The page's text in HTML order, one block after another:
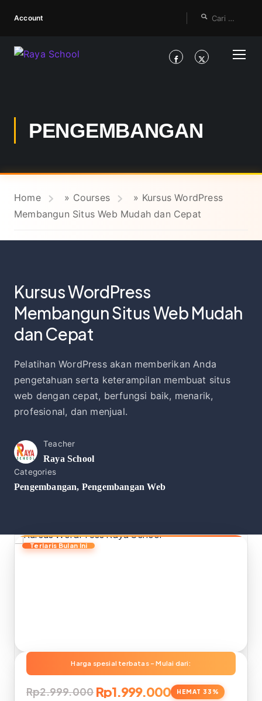
Account
PENGEMBANGAN
Home » Courses » Kursus WordPress
Membangun Situs Web Mudah dan Cepat
Kursus WordPress
Membangun Situs Web Mudah
dan Cepat
Pelatihan WordPress akan memberikan Anda
pengetahuan serta keterampilan membuat situs
web dengan cepat, berfungsi baik, menarik,
profesional, dan menjual.
Teacher
Raya School
Categories
Pengembangan, Pengembangan Web
Rp2.999.000 Rp1.999.000